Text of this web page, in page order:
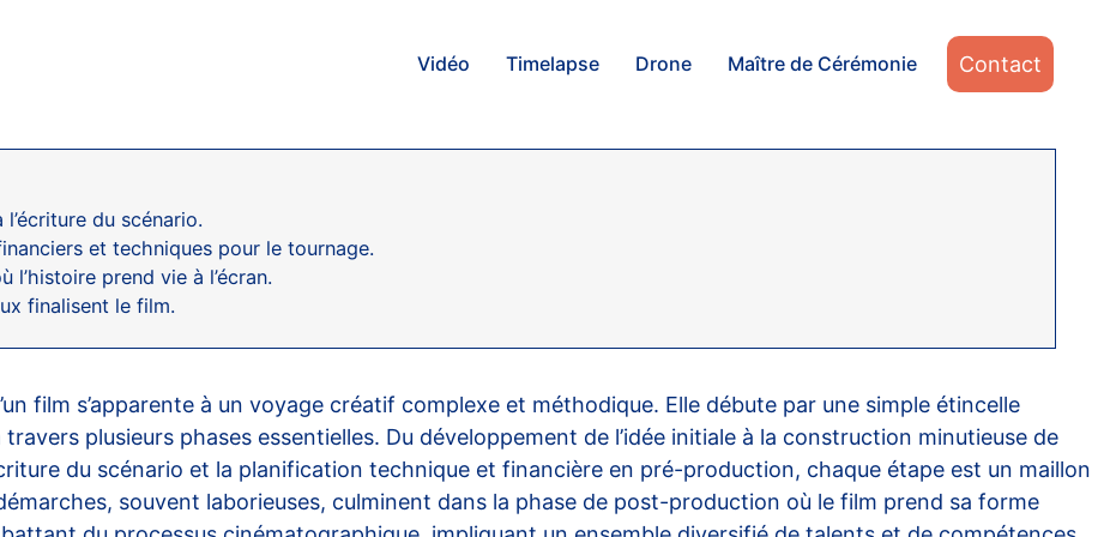
Vidéo Timelapse Drone Maître de Cérémonie Contact
du scénario.
et techniques pour le tournage.
l’histoire prend vie à l’écran.
finalisent le film.
film s’apparente à un voyage créatif complexe et méthodique. Elle débute par une simple étincelle
plusieurs phases essentielles. Du développement de l’idée initiale à la construction minutieuse de
du scénario et la planification technique et financière en pré-production, chaque étape est un maillon
souvent laborieuses, culminent dans la phase de post-production où le film prend sa forme